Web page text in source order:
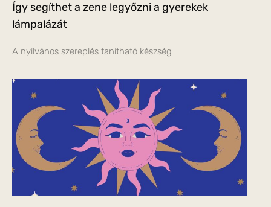
Így segíthet a zene legyőzni a gyerekek
lámpalázát
A nyilvános szereplés tanítható készség